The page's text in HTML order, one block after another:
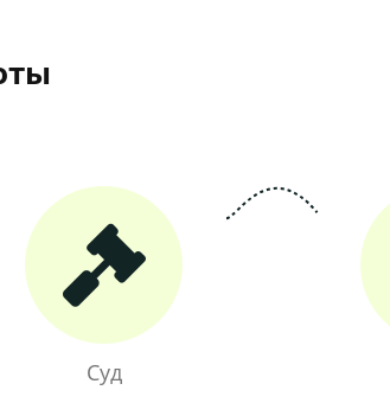
Суд